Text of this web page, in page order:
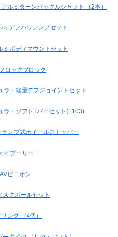
ミターンバックルシャフト （2本）
デフハウジングセット
ボディマウントセット
ックブロック
・軽量デフジョイントセット
・ソフトTバーセット(F103)
プ式ホイールストッパー
プーリー
ピニオン
クボールセット
ング （4個）